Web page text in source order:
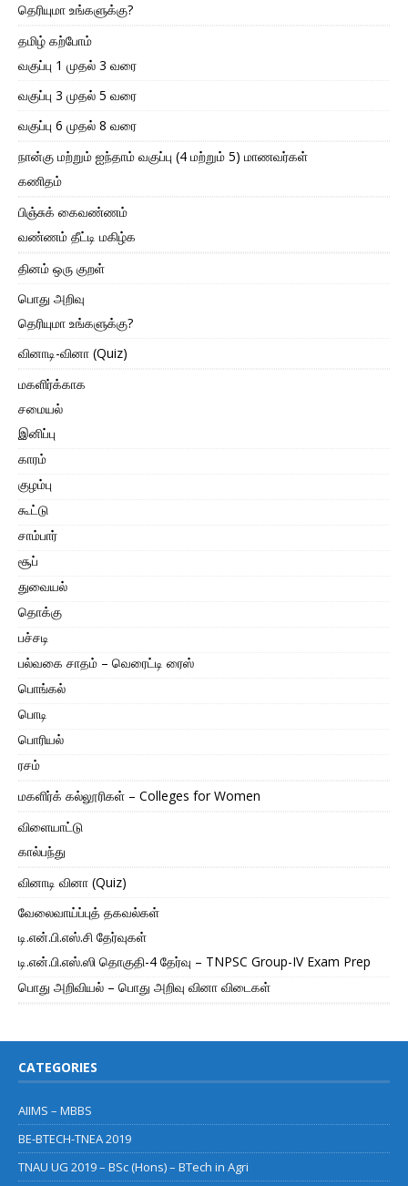
தெரியுமா உங்களுக்கு?
தமிழ் கற்போம்
வகுப்பு 1 முதல் 3 வரை
வகுப்பு 3 முதல் 5 வரை
வகுப்பு 6 முதல் 8 வரை
நான்கு மற்றும் ஐந்தாம் வகுப்பு (4 மற்றும் 5) மாணவர்கள்
கணிதம்
பிஞ்சுக் கைவண்ணம்
வண்ணம் தீட்டி மகிழ்க
தினம் ஒரு குறள்
பொது அறிவு
தெரியுமா உங்களுக்கு?
வினாடி-வினா (Quiz)
மகளிர்க்காக
சமையல்
இனிப்பு
காரம்
குழம்பு
கூட்டு
சாம்பார்
சூப்
துவையல்
தொக்கு
பச்சடி
பல்வகை சாதம் – வெரைட்டி ரைஸ்
பொங்கல்
பொடி
பொரியல்
ரசம்
மகளிர்க் கல்லூரிகள் – Colleges for Women
விளையாட்டு
கால்பந்து
வினாடி வினா (Quiz)
வேலைவாய்ப்புத் தகவல்கள்
டி.என்.பி.எஸ்.சி தேர்வுகள்
டி.என்.பி.எஸ்.ஸி தொகுதி-4 தேர்வு – TNPSC Group-IV Exam Prep
பொது அறிவியல் – பொது அறிவு வினா விடைகள்
CATEGORIES
AIIMS – MBBS
BE-BTECH-TNEA 2019
TNAU UG 2019 – BSc (Hons) – BTech in Agri